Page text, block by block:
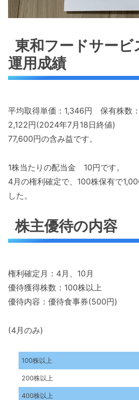
東和フードサー
運用成績
平均取得単価：1,346円 保有株数
2,122円(2024年7月18日終値)
77,600円の含み益です。
1株当たりの配当金 10円です。
4月の権利確定で、100株保有で
した。
株主優待の内容
権利確定月：4月、10月
優待獲得株数：100株以上
優待内容：優待食事券(500円)
(4月のみ)
100株以上
200株以上
400株以上